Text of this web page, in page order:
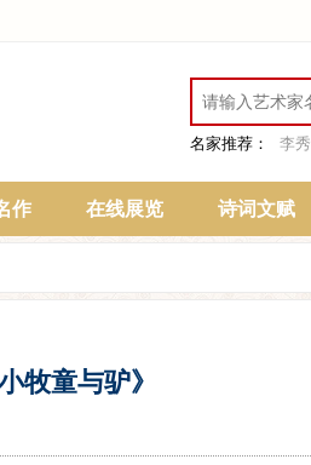
名家推荐： 李
作 在线展览 诗词文赋
小牧童与驴》